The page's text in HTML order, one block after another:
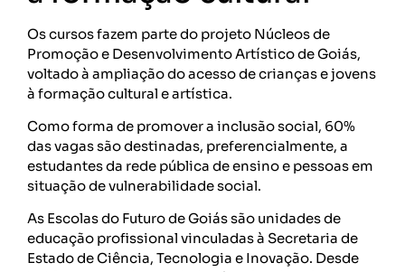
Os cursos fazem parte do projeto Núcleos de
Promoção e Desenvolvimento Artístico de Goiás,
voltado à ampliação do acesso de crianças e jovens
à formação cultural e artística.
Como forma de promover a inclusão social, 60%
das vagas são destinadas, preferencialmente, a
estudantes da rede pública de ensino e pessoas em
situação de vulnerabilidade social.
As Escolas do Futuro de Goiás são unidades de
educação profissional vinculadas à Secretaria de
Estado de Ciência, Tecnologia e Inovação. Desde